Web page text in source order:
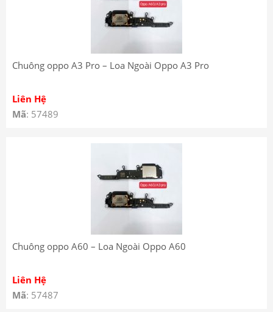
Chuông oppo A3 Pro – Loa Ngoài Oppo A3 Pro
Liên Hệ
Mã: 57489
Chuông oppo A60 – Loa Ngoài Oppo A60
Liên Hệ
Mã: 57487